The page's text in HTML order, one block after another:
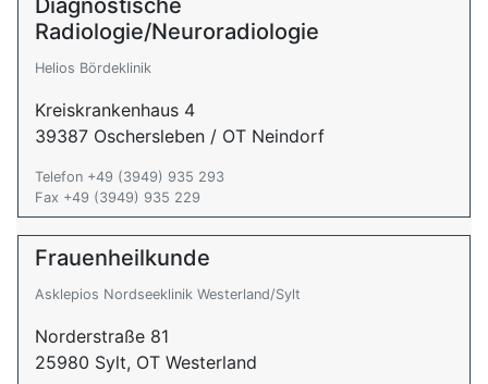
Diagnostische
Radiologie/Neuroradiologie
Helios Bördeklinik
Kreiskrankenhaus 4
39387 Oschersleben / OT Neindorf
Telefon +49 (3949) 935 293
Fax +49 (3949) 935 229
Frauenheilkunde
Asklepios Nordseeklinik Westerland/Sylt
Norderstraße 81
25980 Sylt, OT Westerland